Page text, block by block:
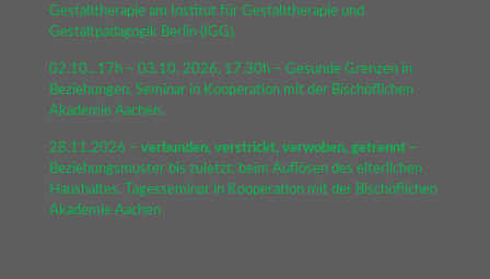
Gestalttherapie am Institut für Gestalttherapie und
Gestaltpädagogik Berlin (IGG).
02.10., 17h – 03.10. 2026, 17.30h – Gesunde Grenzen in
Beziehungen, Seminar in Kooperation mit der Bischöflichen
Akademie Aachen.
28.11.2026 – verbunden, verstrickt, verwoben, getrennt –
Beziehungsmuster bis zuletzt: beim Auflösen des elterlichen
Haushaltes. Tagesseminar in Kooperation mit der Bischöflichen
Akademie Aachen